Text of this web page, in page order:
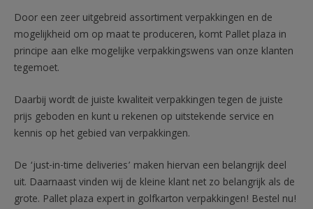
Door een zeer uitgebreid assortiment verpakkingen en de
mogelijkheid om op maat te produceren, komt Pallet plaza in
principe aan elke mogelijke verpakkingswens van onze klanten
tegemoet.
Daarbij wordt de juiste kwaliteit verpakkingen tegen de juiste
prijs geboden en kunt u rekenen op uitstekende service en
kennis op het gebied van verpakkingen.
De ‘just-in-time deliveries’ maken hiervan een belangrijk deel
uit. Daarnaast vinden wij de kleine klant net zo belangrijk als de
grote. Pallet plaza expert in golfkarton verpakkingen! Bestel nu!